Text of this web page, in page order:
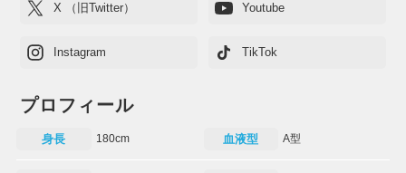
X （旧Twitter） Youtube
Instagram TikTok
プロフィール
身長 180cm 血液型 A型